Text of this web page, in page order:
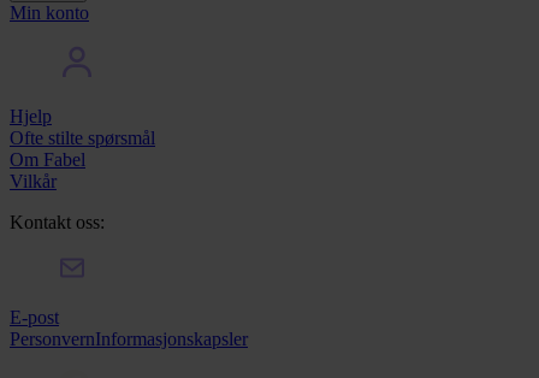
Min konto
Hjelp
Ofte stilte spørsmål
Om Fabel
Vilkår
Kontakt oss:
E-post
PersonvernInformasjonskapsler